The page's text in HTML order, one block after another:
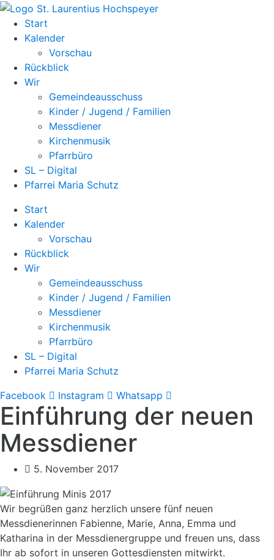
Zum
Inhalt
springen
Start
Kalender
Vorschau
Rückblick
Wir
Gemeindeausschuss
Kinder / Jugend / Familien
Messdiener
Kirchenmusik
Pfarrbüro
SL – Digital
Pfarrei Maria Schutz
Start
Kalender
Vorschau
Rückblick
Wir
Gemeindeausschuss
Kinder / Jugend / Familien
Messdiener
Kirchenmusik
Pfarrbüro
SL – Digital
Pfarrei Maria Schutz
Facebook
Instagram Whatsapp
Einführung der neuen
Messdiener
5. November 2017
Wir begrüßen ganz herzlich unsere fünf neuen
Messdienerinnen Fabienne, Marie, Anna, Emma und
Katharina in der Messdienergruppe und freuen uns, dass
Ihr ab sofort in unseren Gottesdiensten mitwirkt.